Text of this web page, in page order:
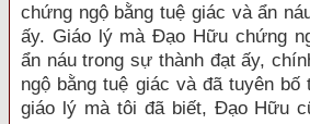
chứng ngộ bằng tuệ giác và ẩn
ấy. Giáo lý mà Đạo Hữu chứng
ẩn náu trong sự thành đạt ấy,
ngộ bằng tuệ giác và đã tuyên bố
giáo lý mà tôi đã biết, Đạo Hữu